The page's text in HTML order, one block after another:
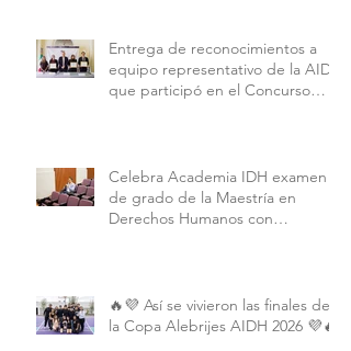
Entrega de reconocimientos a
equipo representativo de la AIDH
que participó en el Concurso
Celebra Academia IDH examen
de grado de la Maestría en
Derechos Humanos con
🔥💜 Así se vivieron las finales de
la Copa Alebrijes AIDH 2026 💜🔥